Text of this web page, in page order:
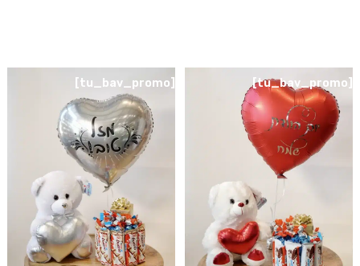
[tu_bav_promo]
[tu_bav_promo]